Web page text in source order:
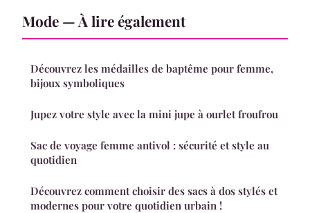
Mode — À lire également
Découvrez les médailles de baptême pour femme,
bijoux symboliques
Jupez votre style avec la mini jupe à ourlet froufrou
Sac de voyage femme antivol : sécurité et style au
quotidien
Découvrez comment choisir des sacs à dos stylés et
modernes pour votre quotidien urbain !